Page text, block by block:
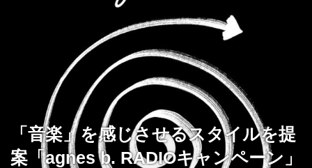
「音楽」を感じさせるスタイルを提
案「agnes b. RADIOキャンペーン」